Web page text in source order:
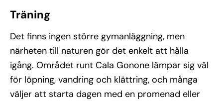
Träning
Det finns ingen större gymanläggning, men
närheten till naturen gör det enkelt att hålla
igång. Området runt Cala Gonone lämpar sig väl
för löpning, vandring och klättring, och många
väljer att starta dagen med en promenad eller